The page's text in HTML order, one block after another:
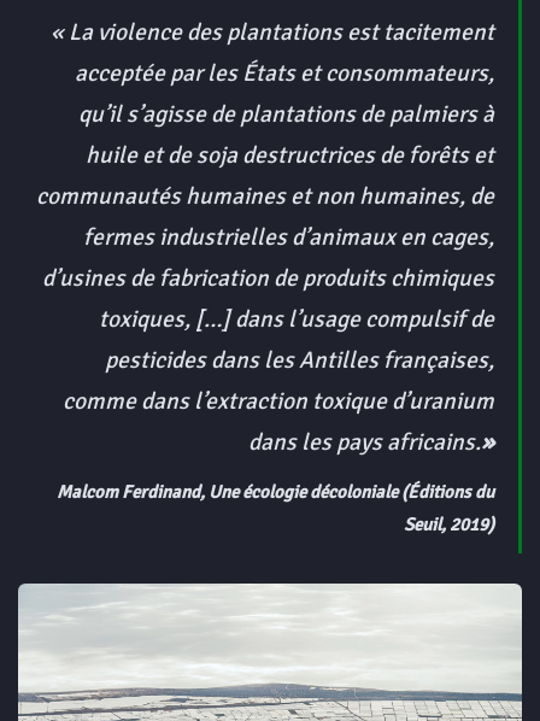
«La violence des plantations est tacitement
acceptée par les États et consommateurs,
qu’il s’agisse de plantations de palmiers à
huile et de soja destructrices de forêts et
communautés humaines et non humaines, de
fermes industrielles d’animaux en cages,
d’usines de fabrication de produits chimiques
toxiques, […] dans l’usage compulsif de
pesticides dans les Antilles françaises,
comme dans l’extraction toxique d’uranium
dans les pays africains.»
Malcom Ferdinand, Une écologie décoloniale (Éditions du
Seuil, 2019)